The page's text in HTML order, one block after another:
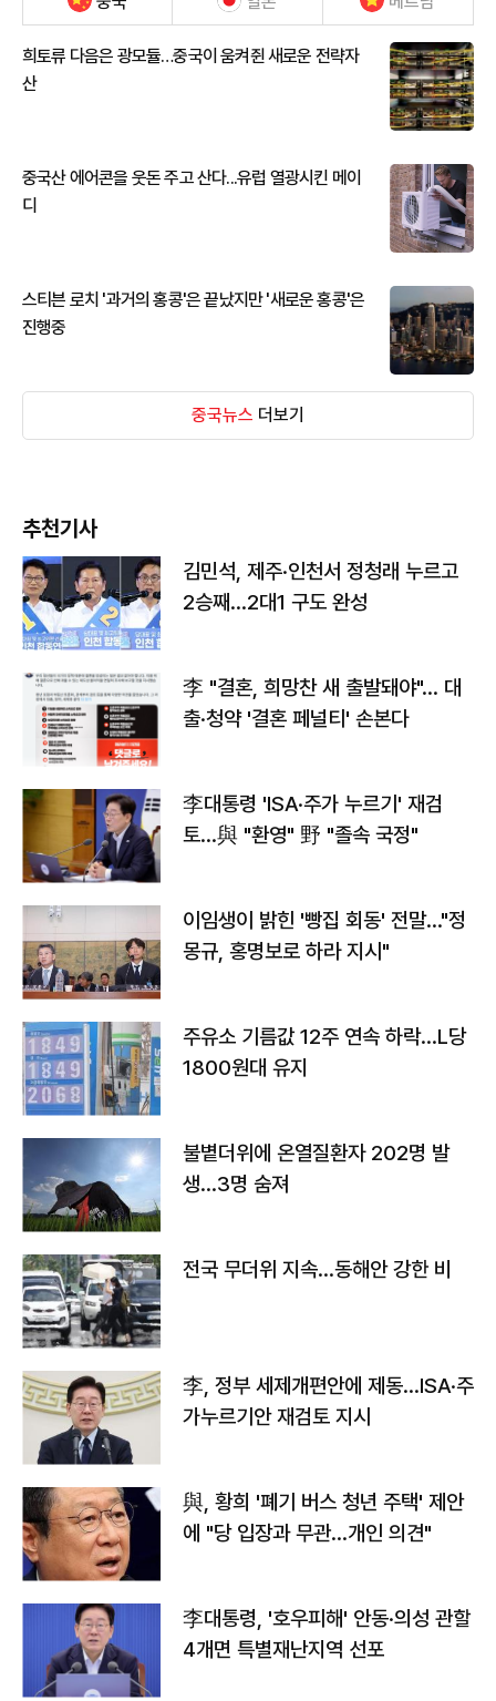
희토류 다음은 광모듈…중국이 움켜쥔 새로운 전략자
산
중국산 에어콘을 웃돈 주고 산다...유럽 열광시킨 메이
디
스티븐 로치 '과거의 홍콩'은 끝났지만 '새로운 홍콩'은
진행중
중국뉴스 더보기
추천기사
김민석, 제주·인천서 정청래 누르고
2승째…2대1 구도 완성
李 "결혼, 희망찬 새 출발돼야"… 대
출·청약 '결혼 페널티' 손본다
李대통령 'ISA·주가 누르기' 재검
토…與 "환영" 野 "졸속 국정"
이임생이 밝힌 '빵집 회동' 전말…"정
몽규, 홍명보로 하라 지시"
주유소 기름값 12주 연속 하락…L당
1800원대 유지
불볕더위에 온열질환자 202명 발
생…3명 숨져
전국 무더위 지속…동해안 강한 비
李, 정부 세제개편안에 제동…ISA·주
가누르기안 재검토 지시
與, 황희 '폐기 버스 청년 주택' 제안
에 "당 입장과 무관…개인 의견"
李대통령, '호우피해' 안동·의성 관할
4개면 특별재난지역 선포